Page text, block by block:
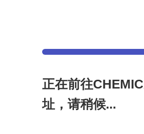
正在前往
址，请稍候...